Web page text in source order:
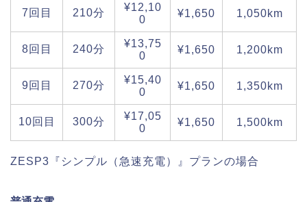
7回目 210分
¥12,10
0
¥1,650 1,050km
8回目 240分
¥13,75
0
¥1,650 1,200km
9回目 270分
¥15,40
0
¥1,650 1,350km
10回目 300分
¥17,05
0
¥1,650 1,500km
ZESP3『シンプル（急速充電）』プランの場合